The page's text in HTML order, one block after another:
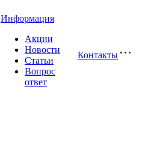
Информация
Акции
Новости
Статьи
Вопрос
ответ
Контакты